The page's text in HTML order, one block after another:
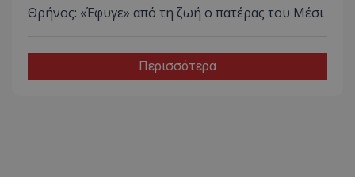
Θρήνος: «Έφυγε» από τη ζωή ο πατέρας του Μέσι
Περισσότερα